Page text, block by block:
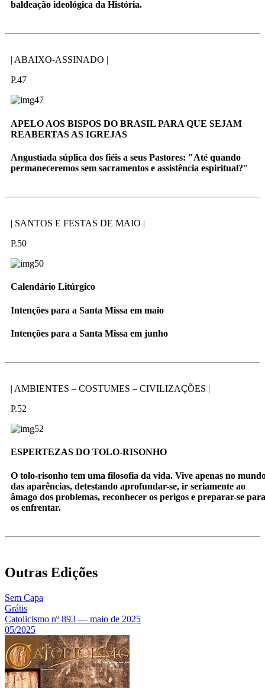
baldeação ideológica da História.
| ABAIXO-ASSINADO |
P.47
APELO AOS BISPOS DO BRASIL PARA QUE SEJAM
REABERTAS AS IGREJAS
Angustiada súplica dos fiéis a seus Pastores: "Até quando
permaneceremos sem sacramentos e assistência espiritual?"
| SANTOS E FESTAS DE MAIO |
P.50
Calendário Litúrgico
Intenções para a Santa Missa em maio
Intenções para a Santa Missa em junho
| AMBIENTES – COSTUMES – CIVILIZAÇÕES |
P.52
ESPERTEZAS DO TOLO-RISONHO
O tolo-risonho tem uma filosofia da vida. Vive apenas no
das aparências, detestando aprofundar-se, ir seriamente ao
âmago dos problemas, reconhecer os perigos e preparar-se para
os enfrentar.
Outras Edições
Sem Capa
Grátis
Catolicismo nº 893 — maio de 2025
05/2025